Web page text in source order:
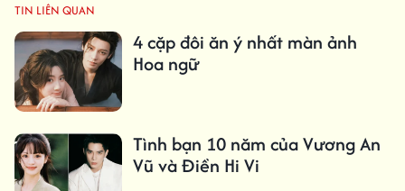
TIN LIÊN QUAN
4 cặp đôi ăn ý nhất màn ảnh
Hoa ngữ
Tình bạn 10 năm của Vương An
Vũ và Điền Hi Vi